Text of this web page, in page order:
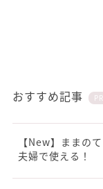
おすすめ記事 PR
【New】ままの
夫婦で使える！